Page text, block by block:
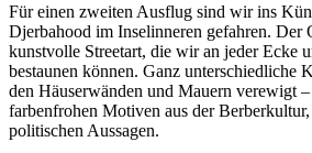
Für einen zweiten Ausflug sind wir ins
Djerbahood im Inselinneren gefahren. Der
kunstvolle Streetart, die wir an jeder Ecke
bestaunen können. Ganz unterschiedliche
den Häuserwänden und Mauern verewigt
farbenfrohen Motiven aus der
politischen Aussagen.